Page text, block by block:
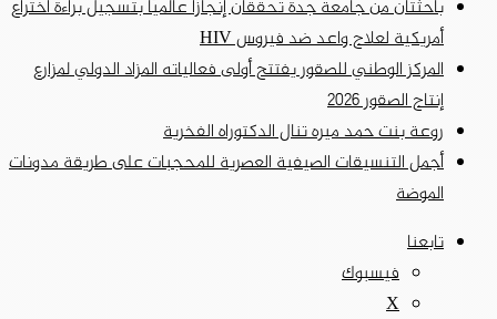
باحثتان من جامعة جدة تحققان إنجازًا عالميًا بتسجيل براءة اختراع
أمريكية لعلاج واعد ضد فيروس HIV
المركز الوطني للصقور يفتتح أولى فعالياته المزاد الدولي لمزارع
إنتاج الصقور 2026
روعة بنت حمد ميره تنال الدكتوراه الفخرية
أجمل التنسيقات الصيفية العصرية للمحجبات على طريقة مدونات
الموضة
تابعنا
فيسبوك
‫X